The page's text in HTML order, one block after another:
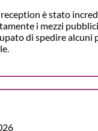
è stato
i mezzi
di spedire alcuni